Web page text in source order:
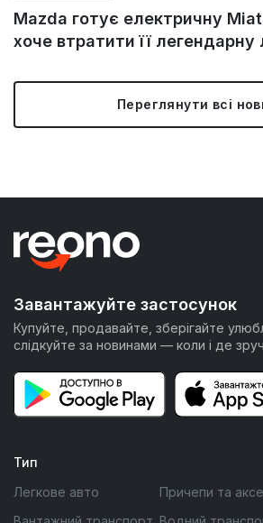
Mazda готує електричну
хоче втратити її легендарну
Переглянути всі
Завантажуйте застосунок
Купуйте, продавайте, зберігайте
слідкуйте за новинами — коли і де
Тип
Легкове авто
Причепи та